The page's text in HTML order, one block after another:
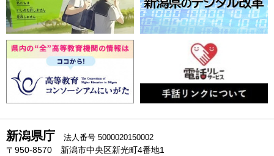
新潟県庁 法人番号 5000020150002
〒950-8570 新潟市中央区新光町4番地1